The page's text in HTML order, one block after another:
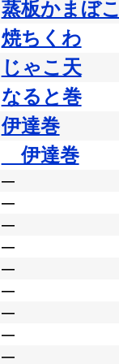
蒸板かまぼ
焼ちくわ
じゃこ天
なると巻
伊達巻
伊達巻
―
―
―
―
―
―
―
―
―